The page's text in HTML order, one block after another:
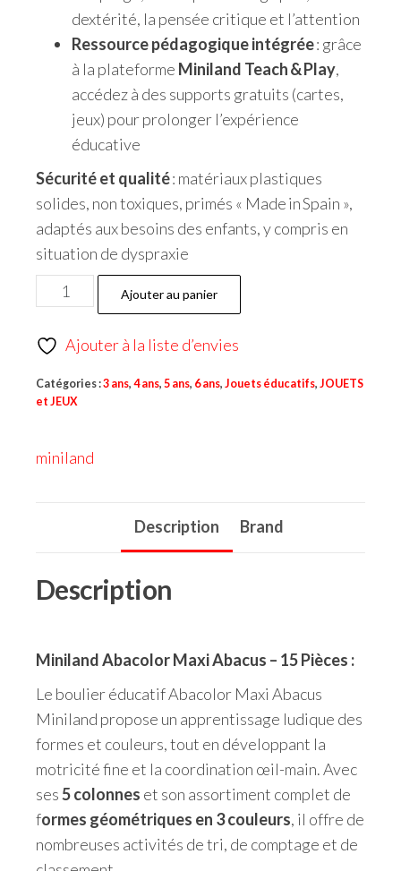
dextérité, la pensée critique et l’attention
Ressource pédagogique intégrée: grâce
à la plateforme Miniland Teach & Play,
accédez à des supports gratuits (cartes,
jeux) pour prolonger l’expérience
éducative
Sécurité et qualité: matériaux plastiques
solides, non toxiques, primés « Made in Spain »,
adaptés aux besoins des enfants, y compris en
situation de dyspraxie
Ajouter au panier
Ajouter à la liste d’envies
Catégories :3 ans, 4 ans, 5 ans, 6 ans, Jouets éducatifs, JOUETS
et JEUX
miniland
Description Brand
Description
Miniland Abacolor Maxi Abacus – 15 Pièces :
Le boulier éducatif Abacolor Maxi Abacus
Miniland propose un apprentissage ludique des
formes et couleurs, tout en développant la
motricité fine et la coordination œil-main. Avec
ses5 colonnes et son assortiment complet de
formes géométriques en 3 couleurs, il offre de
nombreuses activités de tri, de comptage et de